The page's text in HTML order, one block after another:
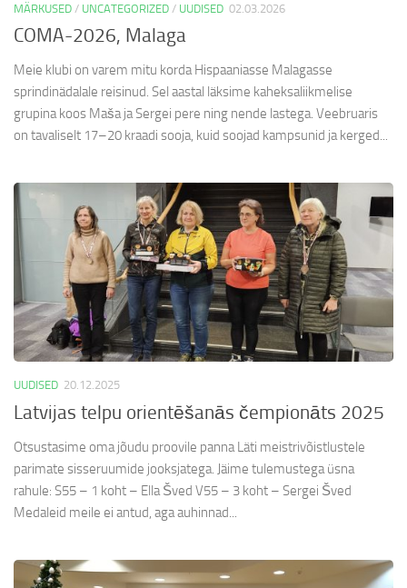
MÄRKUSED / UNCATEGORIZED / UUDISED 02.03.2026
COMA-2026, Malaga
Meie klubi on varem mitu korda Hispaaniasse Malagasse
sprindinädalale reisinud. Sel aastal läksime kaheksaliikmelise
grupina koos Maša ja Sergei pere ning nende lastega. Veebruaris
on tavaliselt 17–20 kraadi sooja, kuid soojad kampsunid ja kerged...
UUDISED 20.12.2025
Latvijas telpu orientēšanās čempionāts 2025
Otsustasime oma jõudu proovile panna Läti meistrivõistlustele
parimate sisseruumide jooksjatega. Jäime tulemustega üsna
rahule: S55 – 1 koht – Ella Šved V55 – 3 koht – Sergei Šved
Medaleid meile ei antud, aga auhinnad...